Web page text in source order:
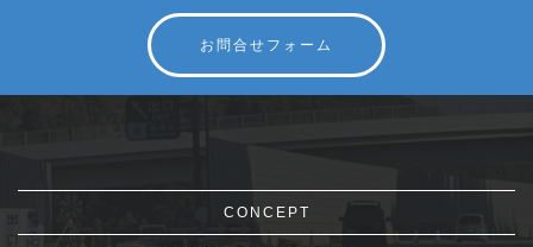
お問合せフォーム
CONCEPT